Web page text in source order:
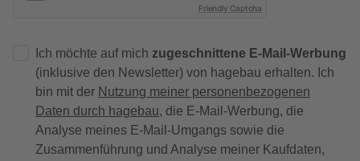
Friendly Captcha
Ich möchte auf mich zugeschnittene E-Mail-Werbung
(inklusive den Newsletter) von hagebau erhalten. Ich
bin mit der Nutzung meiner personenbezogenen
Daten durch hagebau, die E-Mail-Werbung, die
Analyse meines E-Mail-Umgangs sowie die
Zusammenführung und Analyse meiner Kaufdaten,